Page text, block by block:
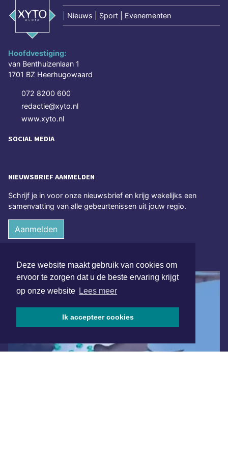
Deze website maakt gebruik van cookies om
ervoor te zorgen dat u de beste ervaring krijgt
op onze website Lees meer
Ik accepteer cookies
Nieuws | Sport | Evenementen
Hoofdvestiging:
van Benthuizenlaan 1
1701 BZ Heerhugowaard
072 8200 600
redactie@xyto.nl
www.xyto.nl
SOCIAL MEDIA
NIEUWSBRIEF AANMELDEN
Schrijf je in voor onze nieuwsbrief en krijg wekelijks een
samenvatting van alle gebeurtenissen uit jouw regio.
Aanmelden